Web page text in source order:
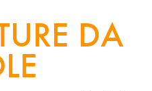
DA